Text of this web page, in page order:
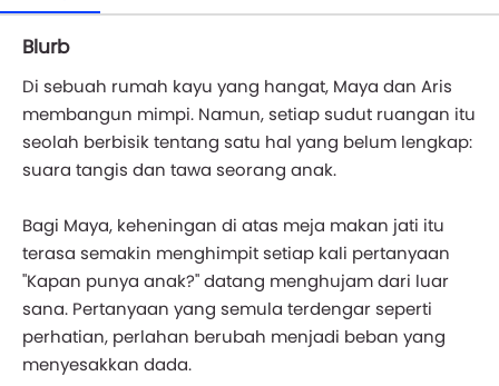
Blurb
Di sebuah rumah kayu yang hangat, Maya dan Aris
membangun mimpi. Namun, setiap sudut ruangan itu
seolah berbisik tentang satu hal yang belum lengkap:
suara tangis dan tawa seorang anak.
Bagi Maya, keheningan di atas meja makan jati itu
terasa semakin menghimpit setiap kali pertanyaan
"Kapan punya anak?" datang menghujam dari luar
sana. Pertanyaan yang semula terdengar seperti
perhatian, perlahan berubah menjadi beban yang
menyesakkan dada.